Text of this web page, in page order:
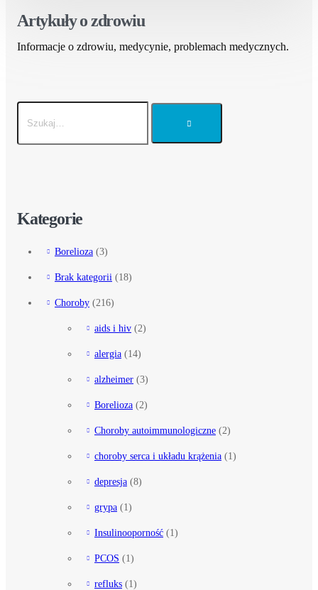
Artykuły o zdrowiu
Informacje o zdrowiu, medycynie, problemach medycznych.
Kategorie
Borelioza (3)
Brak kategorii (18)
Choroby (216)
aids i hiv (2)
alergia (14)
alzheimer (3)
Borelioza (2)
Choroby autoimmunologiczne (2)
choroby serca i układu krążenia (1)
depresja (8)
grypa (1)
Insulinooporność (1)
PCOS (1)
refluks (1)